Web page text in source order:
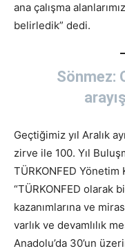
ana çalışma
belirledik” dedi.
Sönmez:
Geçtiğimiz yıl Aralık
zirve ile 100. Yıl
TÜRKONFED Yönetim
“TÜRKONFED olarak
kazanımlarına ve
varlık ve devamlılık
Anadolu’da 30’un